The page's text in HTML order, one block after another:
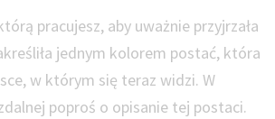
pracujesz, aby uważnie przyjrzała
jednym kolorem postać, która
w którym się teraz widzi. W
poproś o opisanie tej postaci.